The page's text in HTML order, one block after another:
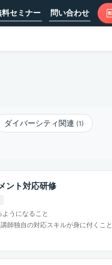
料セミナー 問い合わせ
ダイバーシティ関連 (1)
ント対応研修
うになること
師独自の対応スキルが身に付くこと